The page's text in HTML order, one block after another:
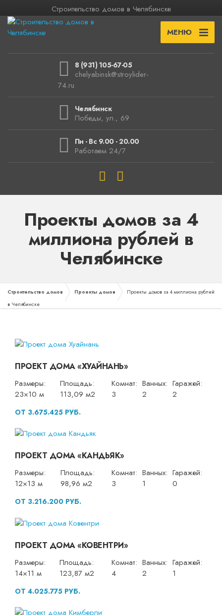
Строительство домов в Челябинске
МЕНЮ
8 (931) 105-67-05
chelyabinsk@stroylider-
74.ru
Челябинск
Победы, ул., 69
Пн - Вс 9.00 - 20.00
Работаем 24/7
Проекты домов за 4
миллиона рублей в
Челябинске
Строительство домов Проекты домов
Проекты домов за 4 миллиона рублей
в Челябинске
ПРОЕКТ ДОМА «ХУАЙНАНЬ»
Размеры:
23×10 м
Площадь:
113,09 м2
Комнат:
3
Ванных:
2
Гаражей:
2
ОТ 3.675.425 РУБ.
ПРОЕКТ ДОМА «КАНДЬЯК»
Размеры:
12×13 м
Площадь:
98,96 м2
Комнат:
3
Ванных:
1
Гаражей:
0
ОТ 3.216.200 РУБ.
ПРОЕКТ ДОМА «КОВЕНТРИ»
Размеры:
14×11 м
Площадь:
123,87 м2
Комнат:
4
Ванных:
2
Гаражей:
1
ОТ 4.025.775 РУБ.